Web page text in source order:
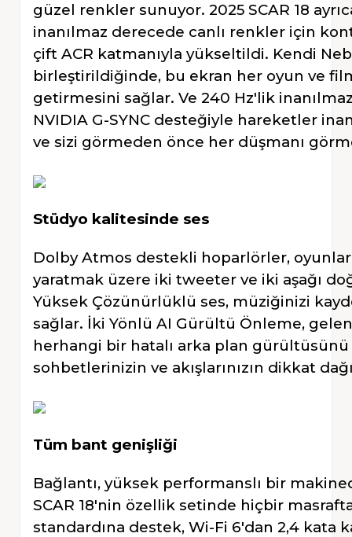
güzel renkler sunuyor. 2025 SCAR 18
inanılmaz derecede canlı renkler için
çift ACR katmanıyla yükseltildi. Kendi
birleştirildiğinde, bu ekran her oyun ve
getirmesini sağlar. Ve 240 Hz'lik
NVIDIA G-SYNC desteğiyle hareketler
ve sizi görmeden önce her düşmanı
Stüdyo kalitesinde ses
Dolby Atmos destekli hoparlörler,
yaratmak üzere iki tweeter ve iki aşağı
Yüksek Çözünürlüklü ses, müziğinizi
sağlar. İki Yönlü AI Gürültü Önleme,
herhangi bir hatalı arka plan gürültüsünü
sohbetlerinizin ve akışlarınızın dikkat
Tüm bant genişliği
Bağlantı, yüksek performanslı bir
SCAR 18'nin özellik setinde hiçbir
standardına destek, Wi-Fi 6'dan 2,4 kata